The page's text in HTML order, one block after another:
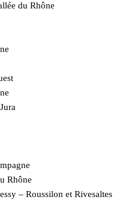
du Rhône
Rhône
– Roussilon et Rivesaltes